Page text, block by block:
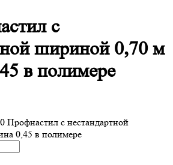
с
шириной 0,70 м
в полимере
Профнастил с нестандартной
0,45 в полимере